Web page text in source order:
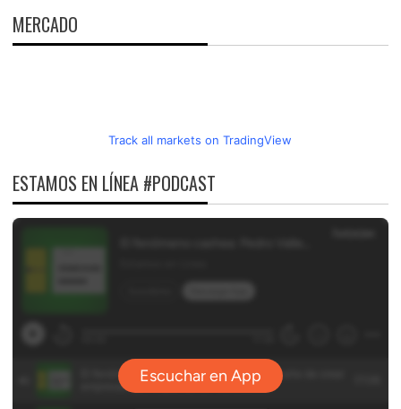
MERCADO
Track all markets on TradingView
ESTAMOS EN LÍNEA #PODCAST